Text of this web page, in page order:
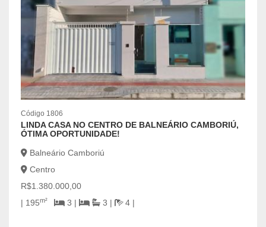
Código 1806
LINDA CASA NO CENTRO DE BALNEÁRIO CAMBORIÚ,
ÓTIMA OPORTUNIDADE!
Balneário Camboriú
Centro
R$1.380.000,00
| 195m² 3 | 3 | 4 |